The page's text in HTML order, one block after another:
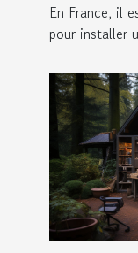
jardin
En France, il
pour installer